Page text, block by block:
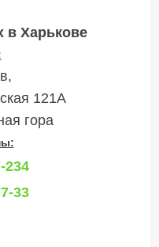
в Харькове
121А
гора
234
33